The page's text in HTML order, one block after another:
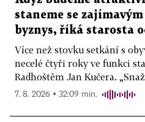
staneme se
byznys, říká starosta
Více než stovku setkání s
necelé čtyři roky ve funkci
Radhoštěm Jan Kučera.
7. 8. 2026 ▪ 32:09 min.